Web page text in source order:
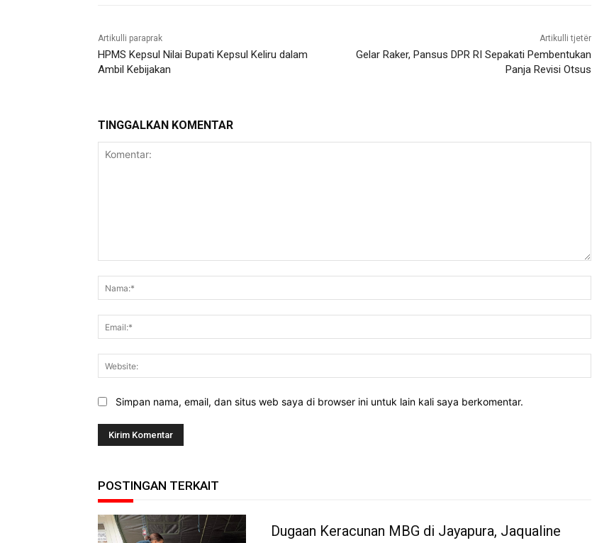
Artikulli paraprak
HPMS Kepsul Nilai Bupati Kepsul Keliru dalam
Ambil Kebijakan
Artikulli tjetër
Gelar Raker, Pansus DPR RI Sepakati Pembentukan
Panja Revisi Otsus
TINGGALKAN KOMENTAR
Simpan nama, email, dan situs web saya di browser ini untuk lain kali saya berkomentar.
POSTINGAN TERKAIT
Dugaan Keracunan MBG di Jayapura, Jaqualine